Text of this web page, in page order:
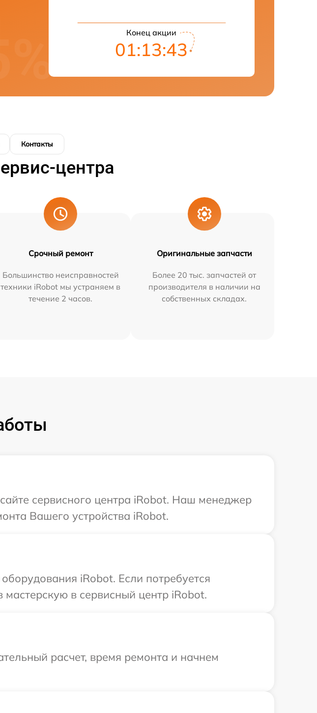
Конец акции
01:13:43
Контакты
центра
Срочный ремонт
Большинство неисправностей
техники iRobot мы устраняем в
течение 2 часов.
Оригинальные запчасти
Более 20 тыс. запчастей от
производителя в наличии на
собственных складах.
сервисного центра iRobot. Наш менеджер
Вашего устройства iRobot.
iRobot. Если потребуется
в сервисный центр iRobot.
расчет, время ремонта и начнем